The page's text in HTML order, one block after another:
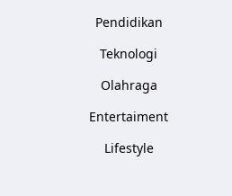
Pendidikan
Teknologi
Olahraga
Entertaiment
Lifestyle